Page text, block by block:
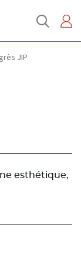
JIP
esthétique,